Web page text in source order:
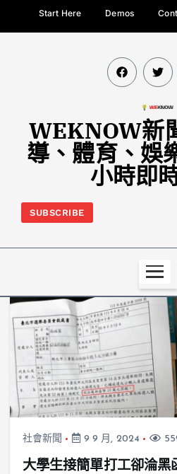
Start Here Demos
WEKNOW新
導、體育、娛
小時即
SUBSCRIBE
社會新聞 9 9 月, 2024
大學生接簡單打工卻淪黑